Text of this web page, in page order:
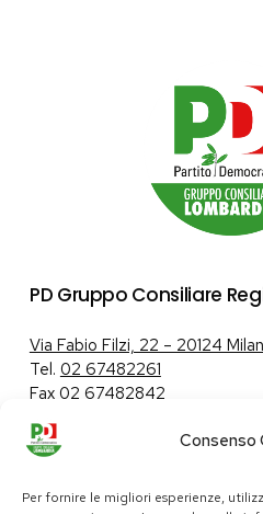
Consenso
Per fornire le migliori esperienze,
PD Gruppo Consiliare
Via Fabio Filzi, 22 – 20124
Tel. 02 67482261
Fax 02 67482842
Tutela dei dati personali|